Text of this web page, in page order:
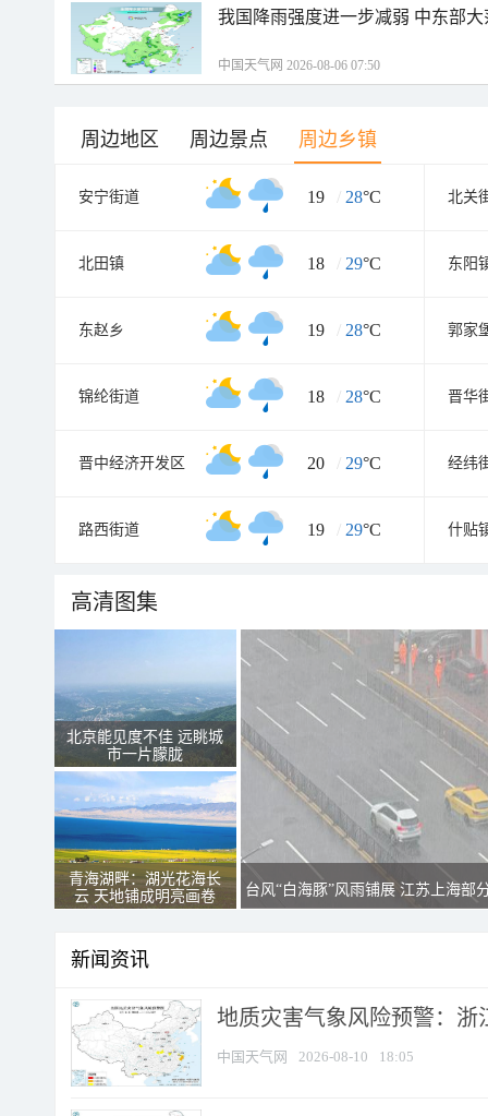
我国降雨强度进一步减弱 中东部
中国天气网 2026-08-06 07:50
周边地区 周边景点 周边乡镇
安宁街道 19 / 28°C 北关
北田镇 18 / 29°C 东阳
东赵乡 19 / 28°C 郭家
锦纶街道 18 / 28°C 晋华
晋中经济开发区 20 / 29°C 经纬
路西街道 19 / 29°C 什贴
高清图集
北京能见度不佳 远眺城
市一片朦胧
青海湖畔：湖光花海长
云 天地铺成明亮画卷
台风“白海豚”风雨铺展 江苏上海部
新闻资讯
地质灾害气象风险预警：浙
中国天气网 2026-08-10 18:05